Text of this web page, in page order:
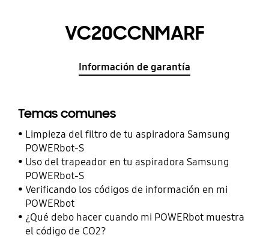
VC20CCNMARF
Información de garantía
Temas comunes
Limpieza del filtro de tu aspiradora Samsung
POWERbot-S
Uso del trapeador en tu aspiradora Samsung
POWERbot-S
Verificando los códigos de información en mi
POWERbot
¿Qué debo hacer cuando mi POWERbot muestra
el código de CO2?